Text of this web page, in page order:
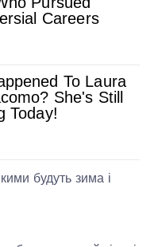
будуть зима і